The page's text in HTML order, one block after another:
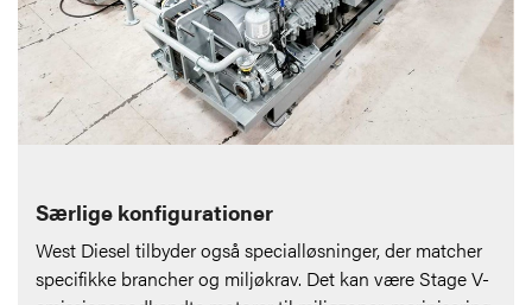
Særlige konfigurationer
West Diesel tilbyder også specialløsninger, der matcher
specifikke brancher og miljøkrav. Det kan være Stage V-